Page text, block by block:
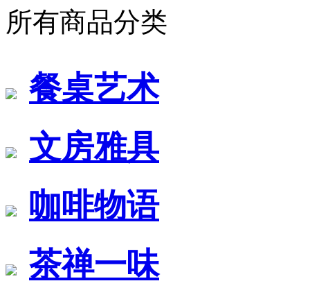
所有商品分类
餐桌艺术
文房雅具
咖啡物语
茶禅一味